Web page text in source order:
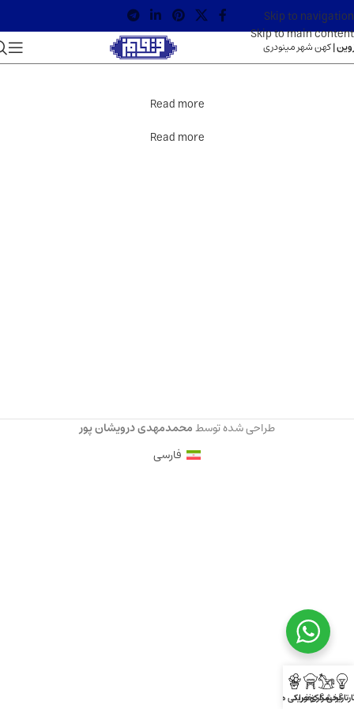
Skip to navigation
Skip to main content
|کهن شهر مینودری
Read more
Read more
طراحی شده توسطمحمدمهدی درویشان پور
گردشگری
مراکز خرید
خوراکی ها
فارسی